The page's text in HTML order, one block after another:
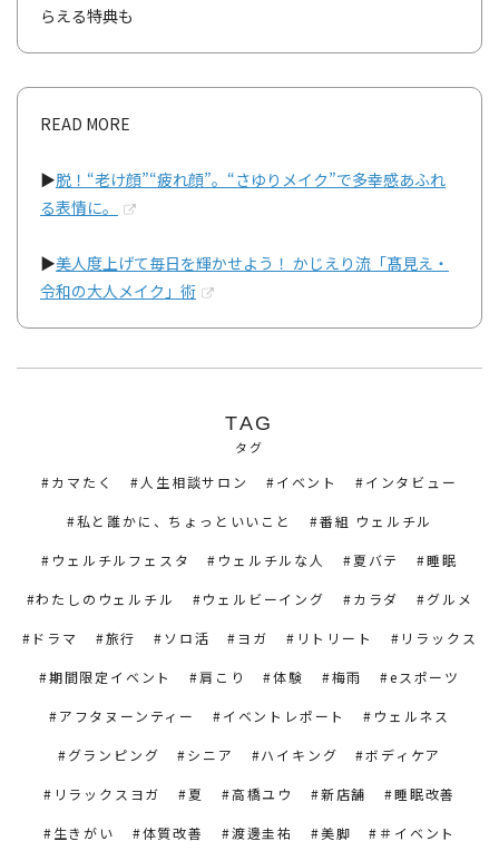
らえる特典も
READ MORE
▶脱！“老け顔”“疲れ顔”。“さゆりメイク”で多幸感あふれ
る表情に。
▶美人度上げて毎日を輝かせよう！ かじえり流「髙見え・
令和の大人メイク」術
TAG
タグ
カマたく 人生相談サロン イベント インタビュー
私と誰かに、ちょっといいこと 番組 ウェルチル
ウェルチルフェスタ ウェルチルな人 夏バテ 睡眠
わたしのウェルチル ウェルビーイング カラダ グルメ
ドラマ 旅行 ソロ活 ヨガ リトリート リラックス
期間限定イベント 肩こり 体験 梅雨 eスポーツ
アフタヌーンティー イベントレポート ウェルネス
グランピング シニア ハイキング ボディケア
リラックスヨガ 夏 高橋ユウ 新店舗 睡眠改善
生きがい 体質改善 渡邊圭祐 美脚 ＃イベント